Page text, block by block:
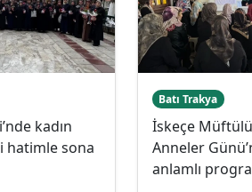
kadın
hatimle sona
Batı Trakya
İskeçe
Anneler
anlamlı